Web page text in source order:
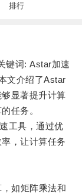
排行
词: Astar加速
文介绍了Astar
显著提升计算
任务。
工具，通过优
，让计算任务
如矩阵乘法和